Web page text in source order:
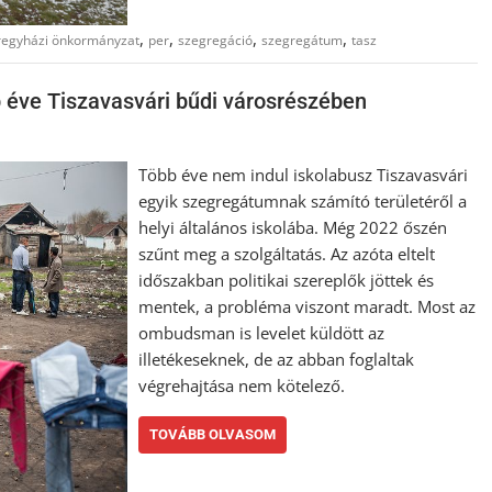
önkormányzat, per, szegregáció, szegregátum, tasz
Tiszavasvári bűdi városrészében
Több éve nem indul iskolabusz Tiszavasvári
egyik szegregátumnak számító területéről a
helyi általános iskolába. Még 2022 őszén
szűnt meg a szolgáltatás. Az azóta eltelt
időszakban politikai szereplők jöttek és
mentek, a probléma viszont maradt. Most az
ombudsman is levelet küldött az
illetékeseknek, de az abban foglaltak
végrehajtása nem kötelező.
TOVÁBB OLVASOM